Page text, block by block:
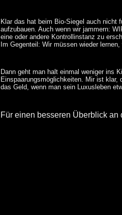
Klar das hat beim Bio-Siegel auch nicht
aufzubauen. Auch wenn wir jammern:
eine oder andere Kontrollinstanz zu
Im Gegenteil: Wir müssen wieder
Dann geht man halt einmal weniger ins
Einspaarungsmöglichkeiten. Mir ist
das Geld, wenn man sein Luxusleben
Für einen besseren Überblick an